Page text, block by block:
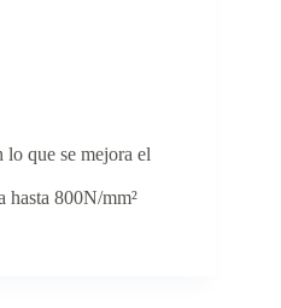
lo que se mejora el
hasta 800N/mm²